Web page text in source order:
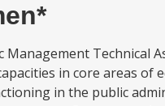
Management Technical
in core areas of
in the public